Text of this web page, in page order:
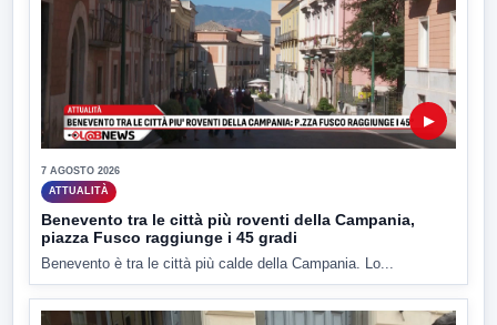
▶
7 AGOSTO 2026
ATTUALITÀ
Benevento tra le città più roventi della Campania,
piazza Fusco raggiunge i 45 gradi
Benevento è tra le città più calde della Campania. Lo...